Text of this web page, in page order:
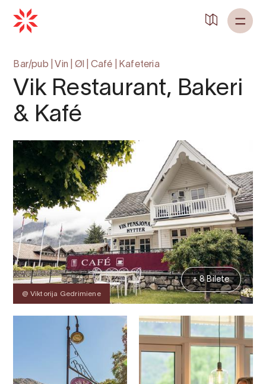
Bar/pub Vin Øl Café Kafeteria
Vik Restaurant, Bakeri
& Kafé
@ Viktorija Gedrimiene
+ 8 Bilete